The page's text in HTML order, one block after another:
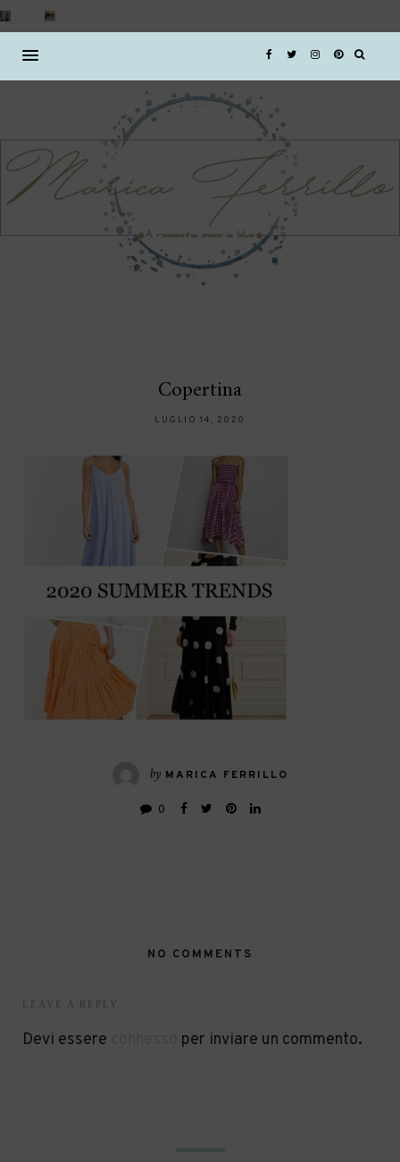
Copertina
LUGLIO 14, 2020
by MARICA FERRILLO
0
NO COMMENTS
LEAVE A REPLY
Devi essere per inviare un commento.